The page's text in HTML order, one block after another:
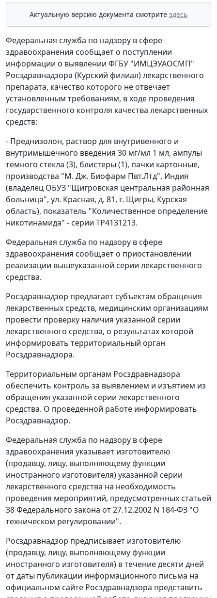
Актуальную версию документа смотрите здесь
Федеральная служба по надзору в сфере
здравоохранения сообщает о поступлении
информации о выявлении ФГБУ "ИМЦЭУАОСМП"
Росздравнадзора (Курский филиал) лекарственного
препарата, качество которого не отвечает
установленным требованиям, в ходе проведения
государственного контроля качества лекарственных
средств:
- Преднизолон, раствор для внутривенного и
внутримышечного введения 30 мг/мл 1 мл, ампулы
темного стекла (3), блистеры (1), пачки картонные,
производства "М. Дж. Биофарм Пвт.Лтд", Индия
(владелец ОБУЗ "Щигровская центральная районная
больница", ул. Красная, д. 81, г. Щигры, Курская
область), показатель "Количественное определение
никотинамида" - серии ТР4131213.
Федеральная служба по надзору в сфере
здравоохранения сообщает о приостановлении
реализации вышеуказанной серии лекарственного
средства.
Росздравнадзор предлагает субъектам обращения
лекарственных средств, медицинским организациям
провести проверку наличия указанной серии
лекарственного средства, о результатах которой
информировать территориальный орган
Росздравнадзора.
Территориальным органам Росздравнадзора
обеспечить контроль за выявлением и изъятием из
обращения указанной серии лекарственного
средства. О проведенной работе информировать
Росздравнадзор.
Федеральная служба по надзору в сфере
здравоохранения указывает изготовителю
(продавцу, лицу, выполняющему функции
иностранного изготовителя) указанной серии
лекарственного средства на необходимость
проведения мероприятий, предусмотренных статьей
38 Федерального закона от 27.12.2002 N 184-ФЗ "О
техническом регулировании".
Росздравнадзор предписывает изготовителю
(продавцу, лицу, выполняющему функции
иностранного изготовителя) в течение десяти дней
от даты публикации информационного письма на
официальном сайте Росздравнадзора представить